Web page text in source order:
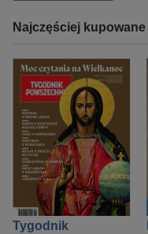
Najczęściej kupowane
Tygodnik